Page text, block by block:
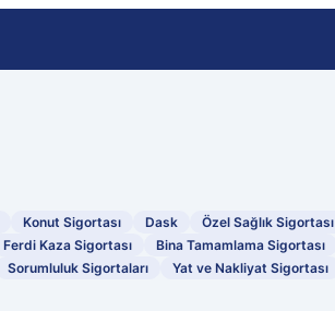
Konut Sigortası Dask Özel Sağlık Sigortası
Ferdi Kaza Sigortası Bina Tamamlama Sigortası
Sorumluluk Sigortaları Yat ve Nakliyat Sigortası